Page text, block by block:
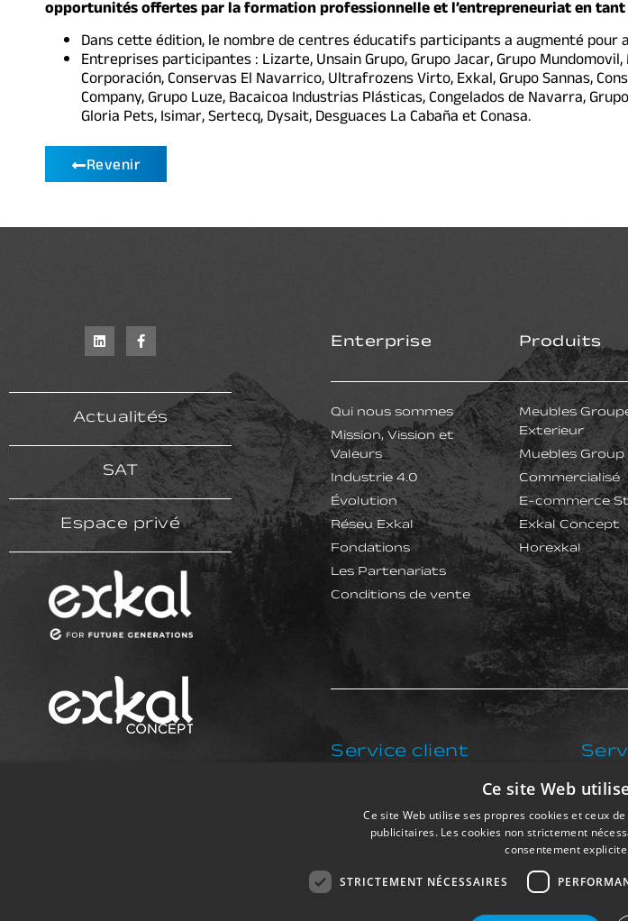
opportunités offertes par la formation professionnelle et l’entrepreneuriat en
Dans cette édition, le nombre de centres éducatifs participants a augmenté pour
Entreprises participantes : Lizarte, Unsain Grupo, Grupo Jacar, Grupo
Corporación, Conservas El Navarrico, Ultrafrozens Virto, Exkal, Grupo Sannas,
Company, Grupo Luze, Bacaicoa Industrias Plásticas, Congelados de Navarra,
Gloria Pets, Isimar, Sertecq, Dysait, Desguaces La Cabaña et Conasa.
Revenir
Actualités
SAT
Espace privé
Enterprise Produits
Qui nous sommes
Mission, Vission et
Valeurs
Industrie 4.0
Évolution
Réseu Exkal
Fondations
Les Partenariats
Conditions de vente
Meubles
Exterieur
Muebles Group
Commercialisé
E-commerce
Exkal Concept
Horexkal
Service client
+34 948 708 292
+34
Ce site Web
Ce site Web utilise ses propres cookies et ceux
publicitaires. Les cookies non strictement
consentement
STRICTEMENT NÉCESSAIRES